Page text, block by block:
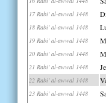
17 Rabi' al-awwal 1448
18 Rabi' al-awwal 1448
19 Rabi' al-awwal 1448
20 Rabi' al-awwal 1448
21 Rabi' al-awwal 1448
22 Rabi' al-awwal 1448
23 Rabi' al-awwal 1448